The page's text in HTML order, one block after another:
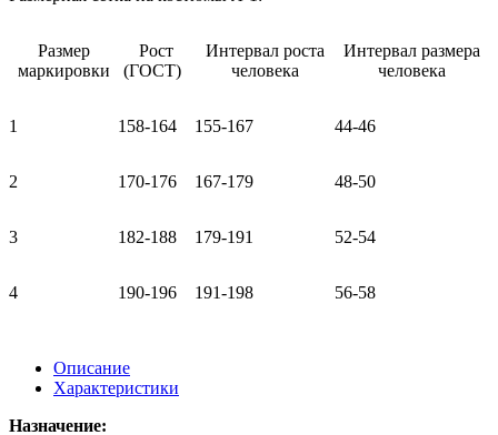
Размер
маркировки
Рост
(ГОСТ)
Интервал роста
человека
Интервал размера
человека
1 158-164 155-167 44-46
2 170-176 167-179 48-50
3 182-188 179-191 52-54
4 190-196 191-198 56-58
Описание
Характеристики
Назначение: